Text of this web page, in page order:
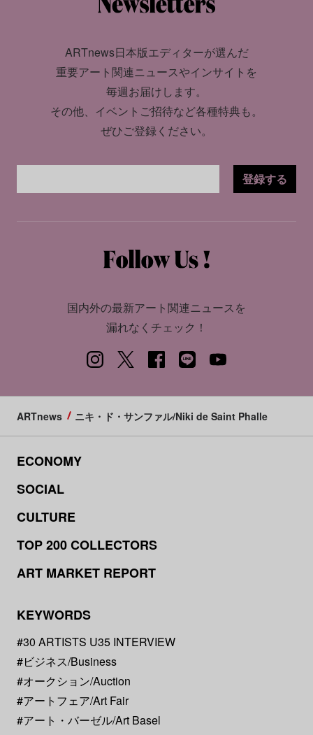
ARTnews日本版エディターが選んだ
重要アート関連ニュースやインサイトを
毎週お届けします。
その他、イベントご招待など各種特典も。
ぜひご登録ください。
登録する
国内外の最新アート関連ニュースを
漏れなくチェック！
ARTnews ニキ・ド・サンファル/Niki de Saint Phalle
ECONOMY
SOCIAL
CULTURE
TOP 200 COLLECTORS
ART MARKET REPORT
KEYWORDS
#30 ARTISTS U35 INTERVIEW
#ビジネス/Business
#オークション/Auction
#アートフェア/Art Fair
#アート・バーゼル/Art Basel